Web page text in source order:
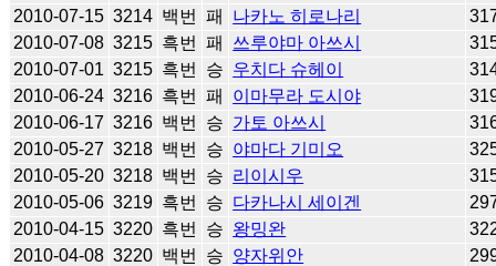
2010-07-15 3214 백번 패 나카노 히로나리
2010-07-08 3215 흑번 패 쓰루야마 아쓰시
2010-07-01 3215 흑번 승 우치다 슈헤이
2010-06-24 3216 흑번 패 이마무라 도시야
2010-06-17 3216 백번 승 가토 아쓰시
2010-05-27 3218 백번 승 야마다 기미오
2010-05-20 3218 백번 승 리이시우
2010-05-06 3219 흑번 승 다카나시 세이겐
2010-04-15 3220 흑번 승 왕밍완
2010-04-08 3220 백번 승 양자위안